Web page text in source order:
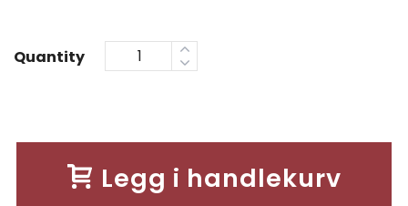
Quantity
Legg i handlekurv